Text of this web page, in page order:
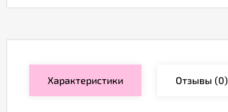
Характеристики Отзывы (0)